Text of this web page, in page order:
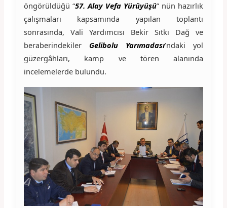
öngörüldüğü “57. Alay Vefa Yürüyüşü” nün hazırlık
çalışmaları kapsamında yapılan toplantı
sonrasında, Vali Yardımcısı Bekir Sıtkı Dağ ve
beraberindekiler Gelibolu Yarımadası’ndaki yol
güzergâhları, kamp ve tören alanında
incelemelerde bulundu.